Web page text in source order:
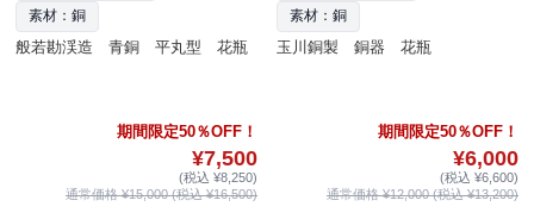
素材：銅
般若勘渓造 青銅 平丸型 花瓶
期間限定50％OFF！
¥7,500
(税込 ¥8,250)
通常価格 ¥15,000 (税込 ¥16,500)
素材：銅
玉川銅製 銅器 花瓶
期間限定50％OFF！
¥6,000
(税込 ¥6,600)
通常価格 ¥12,000 (税込 ¥13,200)